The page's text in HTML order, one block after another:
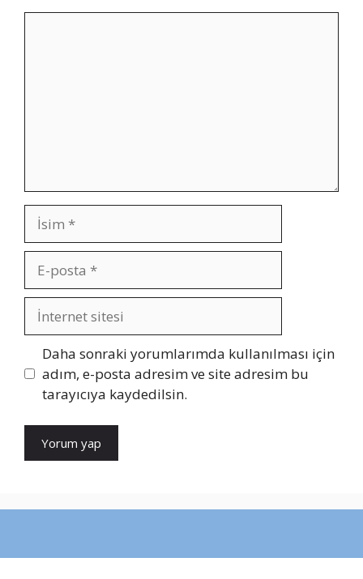
İsim
posta
İnternet
sitesi
Daha sonraki yorumlarımda kullanılması için
adım, e-posta adresim ve site adresim bu
tarayıcıya kaydedilsin.